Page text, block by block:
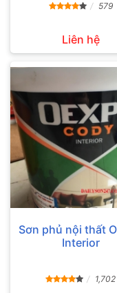
579
Liên hệ
Sơn phủ nội thất
Interior
1,702